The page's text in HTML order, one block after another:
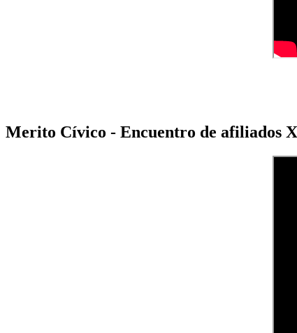
Merito Cívico - Encuentro de afiliados